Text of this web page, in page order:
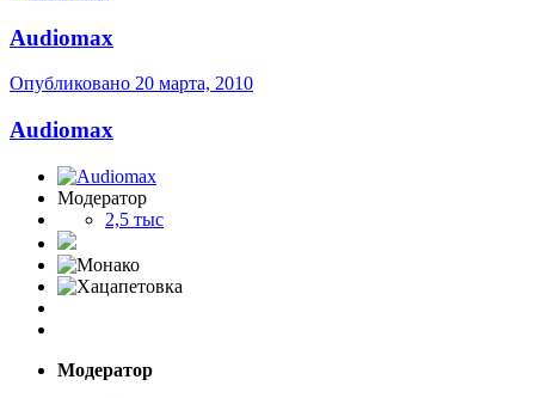
Audiomax
Опубликовано 20 марта, 2010
Audiomax
Модератор
2,5 тыс
Модератор